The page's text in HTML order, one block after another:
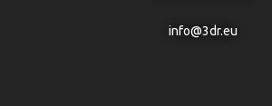
info@3dr.eu